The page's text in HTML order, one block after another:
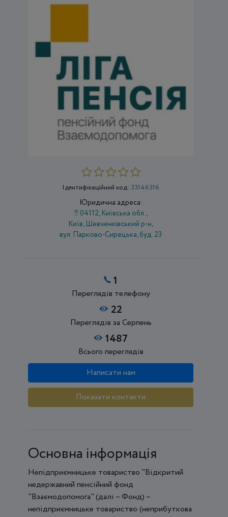
Ідентифікаційний код: 33146316
Юридична адреса:
04112, Київська обл.,
Київ, Шевченківський р-н,
вул. Парково-Сирецька, буд. 23
1
Переглядів телефону
22
Переглядів за Серпень
1487
Всього переглядів
Написати нам
Показати контакти
Основна інформація
Непідприємницьке товариство "Відкритий
недержавний пенсійний фонд
"Взаємодопомога" (далі – Фонд) –
непідприємницьке товариство (неприбуткова